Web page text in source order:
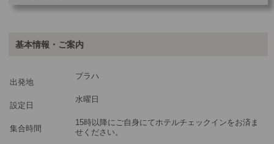
最少催行人数
ツアーコード 2604789
基本情報・ご案内
出発地
プラハ
設定日
水曜日
集合時間
15時以降にご自身にてホテルチェックインをお済ま
せください。